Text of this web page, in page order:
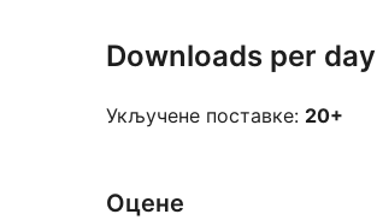
Downloads per day
Укључене поставке: 20+
Оцене